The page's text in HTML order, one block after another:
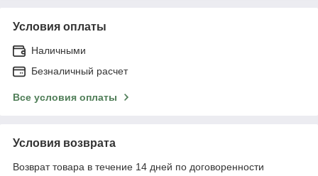
Условия оплаты
Наличными
Безналичный расчет
Все условия оплаты
Условия возврата
Возврат товара в течение 14 дней по договоренности